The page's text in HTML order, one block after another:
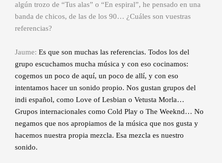
algún trozo de “Tus alas” o “En espiral”, he pensado en una
banda de chicos, de las de los 90… ¿Cuáles son vuestras
referencias?
Jaume: Es que son muchas las referencias. Todos los del
grupo escuchamos mucha música y con eso cocinamos:
cogemos un poco de aquí, un poco de allí, y con eso
intentamos hacer un sonido propio. Nos gustan grupos del
indi español, como Love of Lesbian o Vetusta Morla…
Grupos internacionales como Cold Play o The Weeknd… No
negamos que nos apropiamos de la música que nos gusta y
hacemos nuestra propia mezcla. Esa mezcla es nuestro
sonido.